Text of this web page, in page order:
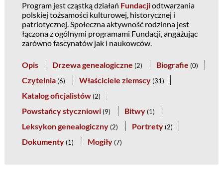
Program jest cząstką działań Fundacjiodtwarzania
polskiej tożsamości kulturowej, historycznej i
patriotycznej. Społeczna aktywność rodzinna jest
łączona z ogólnymi programami Fundacji, angażując
zarówno fascynatów jak i naukowców.
Opis Drzewa genealogiczne (2) Biografie (0)
Czytelnia (6) Właściciele ziemscy (31)
Katalog oficjalistów (2)
Powstańcy styczniowi (9) Bitwy (1)
Leksykon genealogiczny (2) Portrety (2)
Dokumenty (1) Mogiły (7)